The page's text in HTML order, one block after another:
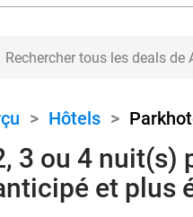
> Hôtels >
3 ou 4 nuit(s)
et plus